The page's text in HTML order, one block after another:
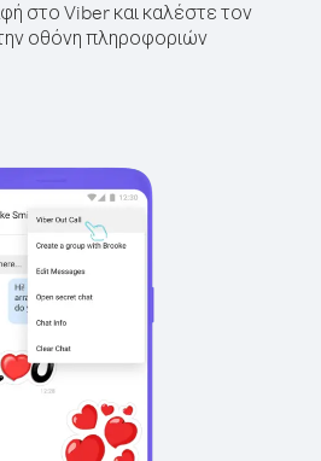
στο Viber και καλέστε τον
οθόνη πληροφοριών